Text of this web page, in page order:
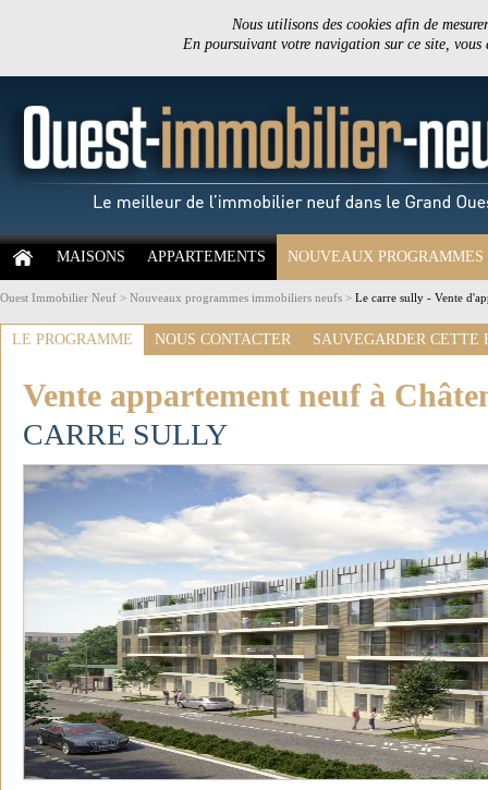
Nous utilisons des cookies afin de
En poursuivant votre navigation sur ce site,
MAISONS APPARTEMENTS NOUVEAUX PROGRAMMES
Ouest Immobilier Neuf > Nouveaux programmes immobiliers neufs > Le carre sully - Vente
LE PROGRAMME NOUS CONTACTER SAUVEGARDER CETTE
Vente appartement neuf à
CARRE SULLY